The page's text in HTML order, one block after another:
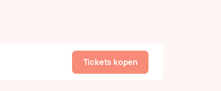
Tickets kopen